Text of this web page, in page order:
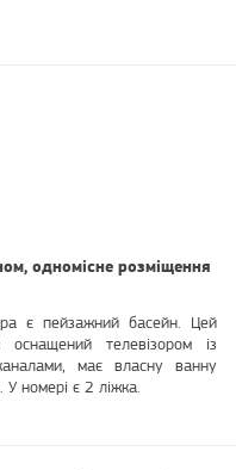
одномісне розміщення
є пейзажний басейн. Цей
телевізором із
має власну ванну
номері є 2 ліжка.